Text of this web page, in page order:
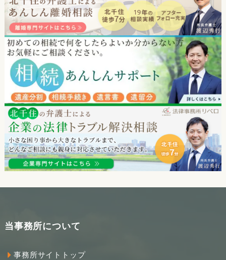
当事務所について
事務所サイトトップ